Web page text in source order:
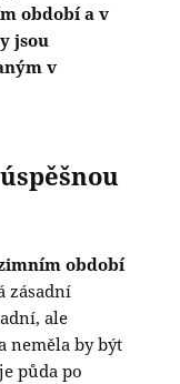
období a v
jsou
v
období
zásadní
ale
neměla by být
půda po